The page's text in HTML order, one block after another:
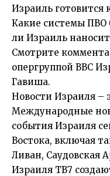
Израиль готовится
Какие системы ПВО
ли Израиль
Смотрите
опергруппой ВВС
Гавиша.
Новости Израиля –
Международные
события Израиля
Востока, включая
Ливан, Саудовская
Израиля ТВ7